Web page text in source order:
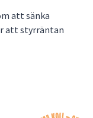
att sänka
att styrräntan